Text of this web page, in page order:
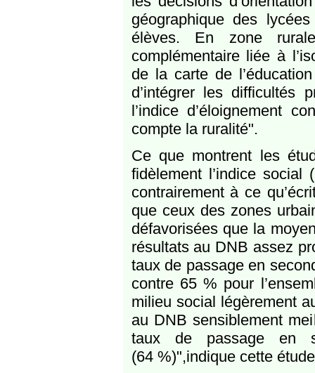
géographique des
élèves. En zone
complémentaire liée à
de la carte de
d’intégrer les difficultés
l’indice d’éloignement
compte la ruralité".
Ce que montrent les
fidèlement l’indice
contrairement à ce
que ceux des zones
défavorisées que la
résultats au DNB assez
taux de passage en
contre 65 % pour
milieu social légèrement
au DNB sensiblement
taux de passage en
(64 %)",indique cette